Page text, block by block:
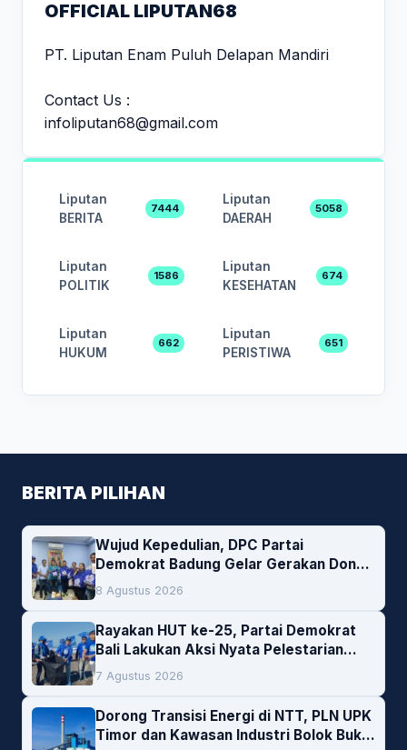
OFFICIAL LIPUTAN68
PT. Liputan Enam Puluh Delapan Mandiri
Contact Us :
infoliputan68@gmail.com
Liputan
BERITA
7444
Liputan
DAERAH
5058
Liputan
POLITIK
1586
Liputan
KESEHATAN
674
Liputan
HUKUM
662
Liputan
PERISTIWA
651
BERITA PILIHAN
Wujud Kepedulian, DPC Partai
Demokrat Badung Gelar Gerakan Donor
Darah
8 Agustus 2026
Rayakan HUT ke-25, Partai Demokrat
Bali Lakukan Aksi Nyata Pelestarian
Lingkungan
7 Agustus 2026
Dorong Transisi Energi di NTT, PLN UPK
Timor dan Kawasan Industri Bolok Buka